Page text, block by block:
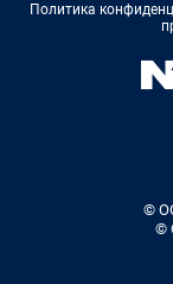
Политика
©
©